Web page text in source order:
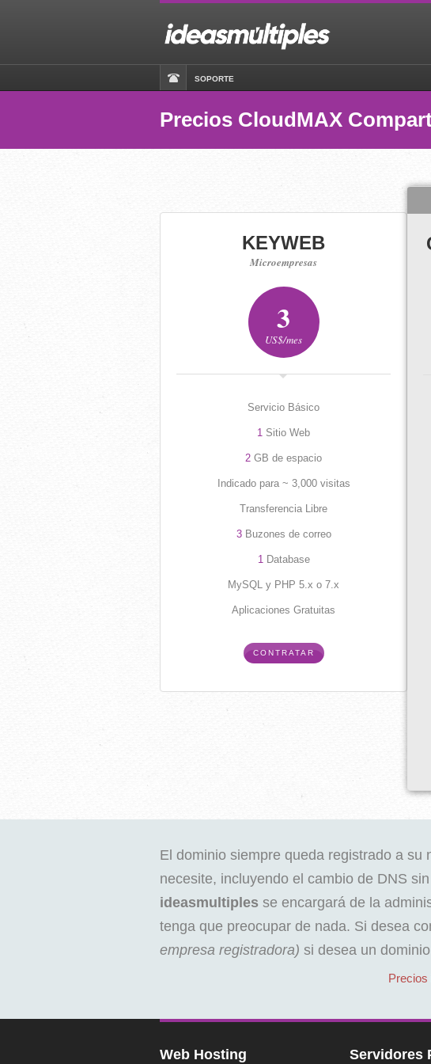
SOPORTE
Precios CloudMAX
KEYWEB
Microempresas
3
US$/mes
Servicio Básico
1 Sitio Web
2GB de espacio
Indicado para ~ 3,000 visitas
Transferencia Libre
3Buzones de correo
1 Database
MySQL y PHP 5.x o 7.x
Aplicaciones Gratuitas
CONTRATAR
El dominio siempre queda registrado a
necesite, incluyendo el cambio de DNS
ideasmultiples se encargará de la
tenga que preocupar de nada. Si desea
empresa registradora) si desea un
Precios
Web Hosting Servidores